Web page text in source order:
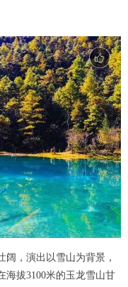
，演出以雪山为背景，
海拔3100米的玉龙雪山甘